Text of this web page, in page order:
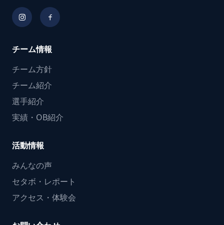
チーム情報
チーム方針
チーム紹介
選手紹介
実績・OB紹介
活動情報
みんなの声
セタボ・レポート
アクセス・体験会